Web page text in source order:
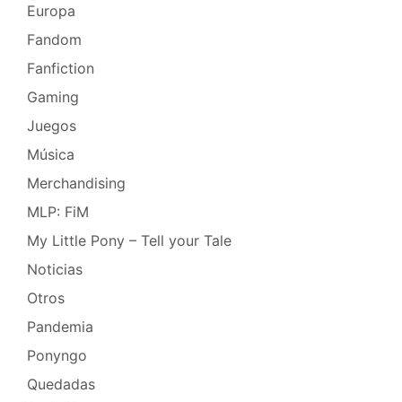
Europa
Fandom
Fanfiction
Gaming
Juegos
Música
Merchandising
MLP: FiM
My Little Pony – Tell your Tale
Noticias
Otros
Pandemia
Ponyngo
Quedadas